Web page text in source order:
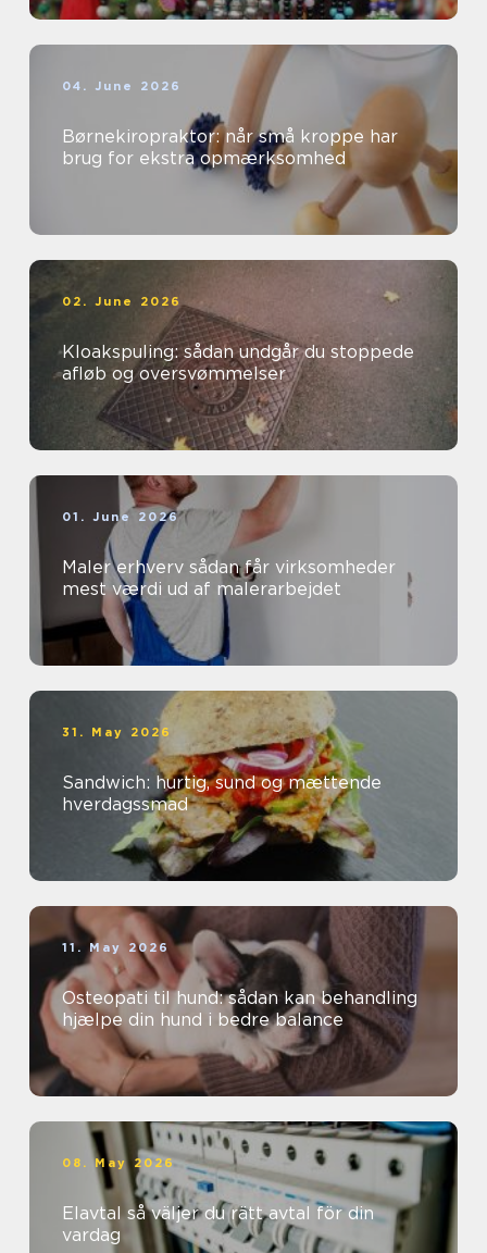
04. June 2026
Børnekiropraktor: når små kroppe har
brug for ekstra opmærksomhed
02. June 2026
Kloakspuling: sådan undgår du stoppede
afløb og oversvømmelser
01. June 2026
Maler erhverv sådan får virksomheder
mest værdi ud af malerarbejdet
31. May 2026
Sandwich: hurtig, sund og mættende
hverdagssmad
11. May 2026
Osteopati til hund: sådan kan behandling
hjælpe din hund i bedre balance
08. May 2026
Elavtal så väljer du rätt avtal för din
vardag